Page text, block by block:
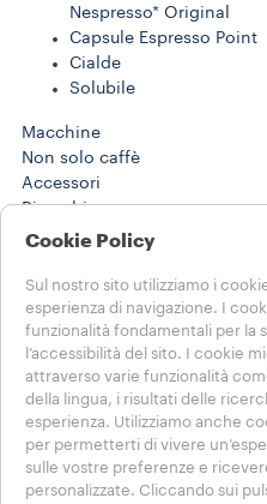
Nespresso* Original
Capsule Espresso Point
Cialde
Solubile
Macchine
Non solo caffè
Accessori
Ricambi
Lavazza per NIMS
sponsorizzata da
ABBONAMENTI
PROMOZIONI
LAVAZZA STORIES
SOSTENIBILITÀ
LAVAZZA WORLD
REGISTRAZIONE MACCHINE
Aiuto e Contatti
Cookie Policy
Sul nostro sito utilizziamo i
esperienza di navigazione. I
funzionalità fondamentali per la
l’accessibilità del sito. I cookie
attraverso varie funzionalità
della lingua, i risultati delle
esperienza. Utilizziamo anche
per permetterti di vivere
sulle vostre preferenze e
personalizzate. Cliccando sui